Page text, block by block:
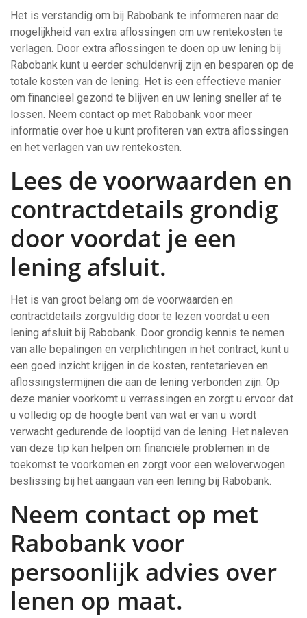
Het is verstandig om bij Rabobank te informeren naar de
mogelijkheid van extra aflossingen om uw rentekosten te
verlagen. Door extra aflossingen te doen op uw lening bij
Rabobank kunt u eerder schuldenvrij zijn en besparen op de
totale kosten van de lening. Het is een effectieve manier
om financieel gezond te blijven en uw lening sneller af te
lossen. Neem contact op met Rabobank voor meer
informatie over hoe u kunt profiteren van extra aflossingen
en het verlagen van uw rentekosten.
Lees de voorwaarden en
contractdetails grondig
door voordat je een
lening afsluit.
Het is van groot belang om de voorwaarden en
contractdetails zorgvuldig door te lezen voordat u een
lening afsluit bij Rabobank. Door grondig kennis te nemen
van alle bepalingen en verplichtingen in het contract, kunt u
een goed inzicht krijgen in de kosten, rentetarieven en
aflossingstermijnen die aan de lening verbonden zijn. Op
deze manier voorkomt u verrassingen en zorgt u ervoor dat
u volledig op de hoogte bent van wat er van u wordt
verwacht gedurende de looptijd van de lening. Het naleven
van deze tip kan helpen om financiële problemen in de
toekomst te voorkomen en zorgt voor een weloverwogen
beslissing bij het aangaan van een lening bij Rabobank.
Neem contact op met
Rabobank voor
persoonlijk advies over
lenen op maat.